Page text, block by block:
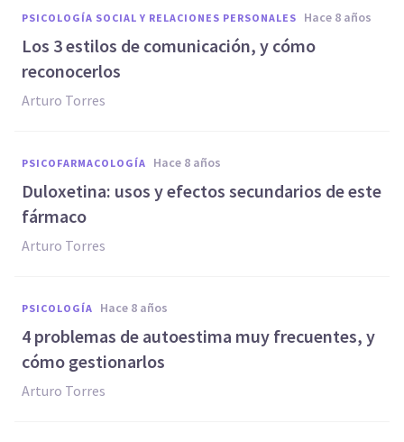
PSICOLOGÍA SOCIAL Y RELACIONES PERSONALES hace 8 años
Los 3 estilos de comunicación, y cómo
reconocerlos
Arturo Torres
PSICOFARMACOLOGÍA hace 8 años
Duloxetina: usos y efectos secundarios de este
fármaco
Arturo Torres
PSICOLOGÍA hace 8 años
4 problemas de autoestima muy frecuentes, y
cómo gestionarlos
Arturo Torres